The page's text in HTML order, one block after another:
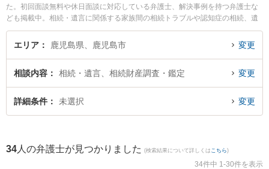
た。初回面談無料や休日面談に対応している弁護士、解決事例を持つ弁護士な
ども掲載中。相続・遺言に関係する家族間の相続トラブルや認知症の相続、遺
産分割等の細かな分野での絞り込み検索もでき便利です。特に樋口法律事務所
の樋口 翔馬弁護士や清野法律会計事務所の清野 龍作弁護士、弁護士法人萩原
査・鑑定のトラブルを今すぐに弁護士に相談したい』『相続財産調査・鑑定の
トラブル解決の実績豊富な近くの弁護士を検索したい』『初回相談無料で相続
財産調査・鑑定を法律相談できる鹿児島市内の弁護士に相談予約したい』など
エリア 鹿児島県、鹿児島市 変更
相談内容 相続・遺言、相続財産調査・鑑定 変更
詳細条件 未選択 変更
34 人の弁護士が見つかりました (検索結果について詳しくは こちら)
34件中 1-30件を表示